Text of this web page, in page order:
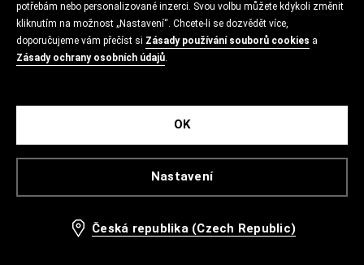
potřebám nebo personalizované inzerci. Svou volbu můžete kdykoli změnit
kliknutím na možnost „Nastavení“. Chcete-li se dozvědět více,
doporučujeme vám přečíst si Zásady používání souborů cookies a
Zásady ochrany osobních údajů.
Nastavení
OK
Česká republika (Czech Republic)